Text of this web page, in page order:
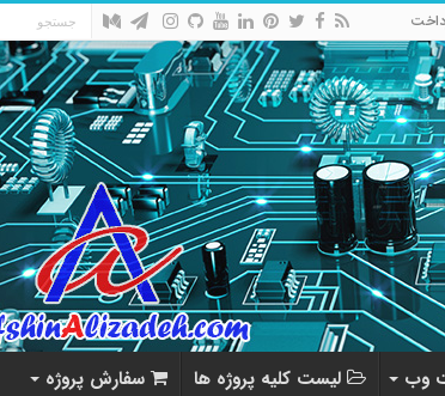
وب لیست کلیه پروژه ها سفارش پروژه